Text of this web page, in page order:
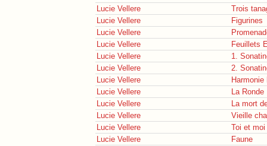
Lucie Vellere
Trois
Lucie Vellere
Figurines
Lucie Vellere
Lucie Vellere
Feuillets
Lucie Vellere
1.
Lucie Vellere
2.
Lucie Vellere
Harmonie
Lucie Vellere
La Ronde
Lucie Vellere
La mort
Lucie Vellere
Vieille
Lucie Vellere
Toi et moi
Lucie Vellere
Faune